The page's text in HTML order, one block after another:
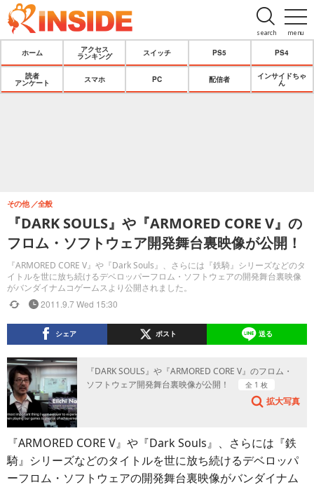
menu
search
ホーム
アクセス
ランキング
スイッチ PS5 PS4
読者
アンケート
スマホ PC 配信者
インサイドちゃ
ん
『DARK SOULS』や『ARMORED CORE V』の
フロム・ソフトウェア開発舞台裏映像が公開！
『ARMORED CORE V』や『Dark Souls』、さらには『鉄騎』シリーズなどのタ
イトルを世に放ち続けるデベロッパーフロム・ソフトウェアの開発舞台裏映像
がバンダイナムコゲームスより公開されました。
その他 全般
2011.9.7 Wed 15:30
シェア ポスト 送る
『DARK SOULS』や『ARMORED CORE V』のフロム・
ソフトウェア開発舞台裏映像が公開！
全 1 枚
拡大写真
『ARMORED CORE V』や『Dark Souls』、さらには『鉄
騎』シリーズなどのタイトルを世に放ち続けるデベロッパ
ーフロム・ソフトウェアの開発舞台裏映像がバンダイナム